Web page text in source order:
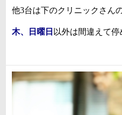
他3台は下のクリニックさん
木、日曜日 以外は間違えて